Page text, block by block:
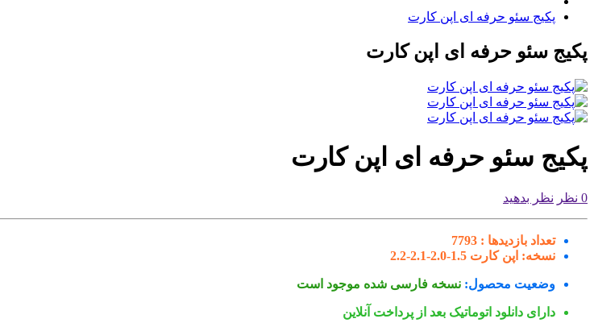
پکیج سئو حرفه ای اپن کارت
پکیج سئو حرفه ای اپن کارت
پکیج سئو حرفه ای اپن کارت
0 نظر نظر بدهید
تعداد بازدیدها : 7793
نسخه: اپن کارت 1.5-2.0-2.1-2.2
وضعیت محصول: نسخه فارسی شده موجود است
دارای دانلود اتوماتیک بعد از پرداخت آنلاین